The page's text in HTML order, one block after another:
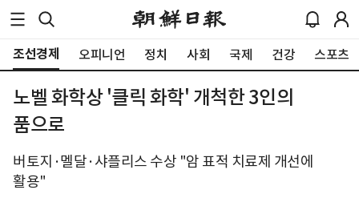
조선경제 오피니언 정치 사회 국제 건강 스포츠
노벨 화학상 '클릭 화학' 개척한 3인의
품으로
버토지·멜달·샤플리스 수상 "암 표적 치료제 개선에
활용"